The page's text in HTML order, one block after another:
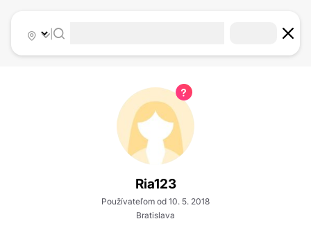
|
Ria123
Používateľom od 10. 5. 2018
Bratislava